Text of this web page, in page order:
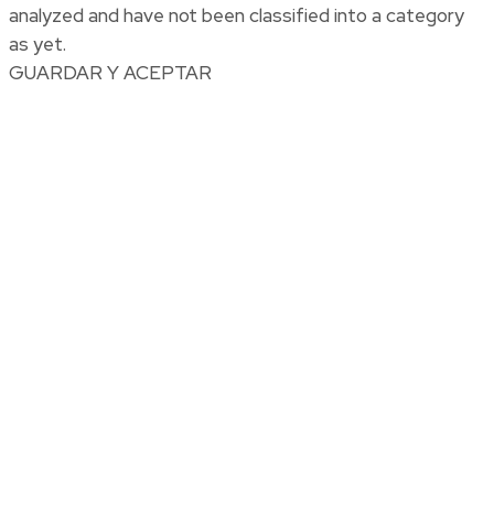
analyzed and have not been classified into a category
as yet.
GUARDAR Y ACEPTAR